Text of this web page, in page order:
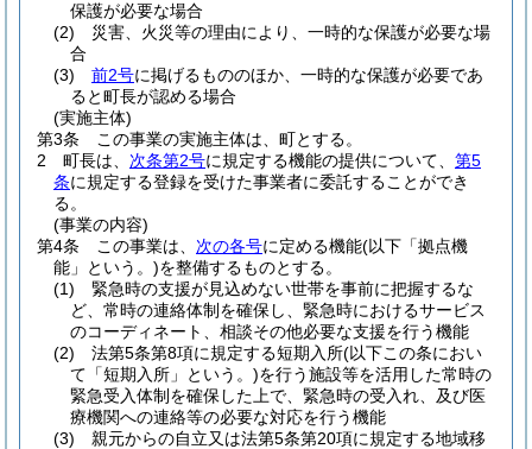
保護が必要な場合
(2)
災害、火災等の理由により、一時的な保護が必要な場
合
(3)
前2号に掲げるもののほか、一時的な保護が必要であ
ると町長が認める場合
(実施主体)
第3条
この事業の実施主体は、町とする。
2
町長は、 次条第2号に規定する機能の提供について、 第5
条に規定する登録を受けた事業者に委託することができ
る。
(事業の内容)
第4条
この事業は、 次の各号に定める機能(以下「拠点機
能」という。)を整備するものとする。
(1)
緊急時の支援が見込めない世帯を事前に把握するな
ど、常時の連絡体制を確保し、緊急時におけるサービス
のコーディネート、相談その他必要な支援を行う機能
(2)
法第5条第8項に規定する短期入所(以下この条におい
て「短期入所」という。)を行う施設等を活用した常時の
緊急受入体制を確保した上で、緊急時の受入れ、及び医
療機関への連絡等の必要な対応を行う機能
(3)
親元からの自立又は法第5条第20項に規定する地域移